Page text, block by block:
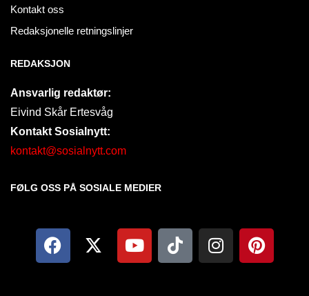
Kontakt oss
Redaksjonelle retningslinjer
REDAKSJON
Ansvarlig redaktør:
Eivind Skår Ertesvåg
Kontakt Sosialnytt:
kontakt@sosialnytt.com
FØLG OSS PÅ SOSIALE MEDIER​